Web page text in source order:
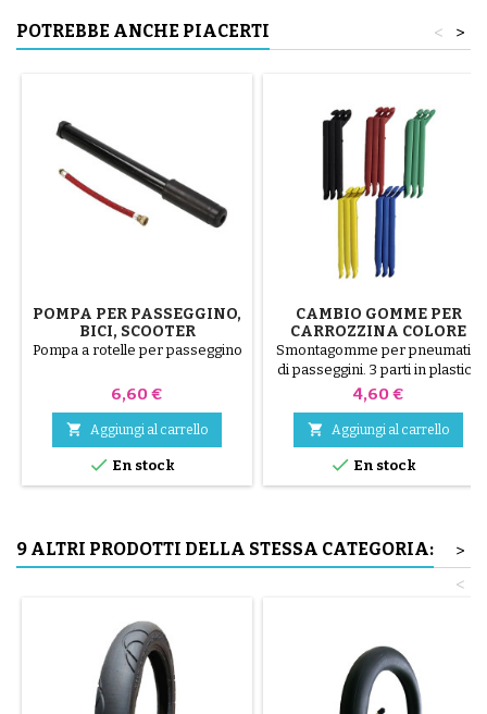
POTREBBE ANCHE PIACERTI >
<
POMPA PER PASSEGGINO,
BICI, SCOOTER
Pompa a rotelle per passeggino
Prezzo
6,60 €
 Aggiungi al carrello
 En stock
CAMBIO GOMME PER
CARROZZINA COLORE
CASUALE 1 CONFEZIONE
DA 3 PEZZI
Smontagomme per pneumatici
di passeggini. 3 parti in plastica
di alta qualità, colori casuali,
oppure 3 parti in acciaio ( grigio
) Il montaggio del pneumatico
avviene a mano, senza attrezzi,
per evitare di forare la camera
Prezzo
4,60 €
 Aggiungi al carrello
 En stock
9 ALTRI PRODOTTI DELLA STESSA CATEGORIA:
>
<